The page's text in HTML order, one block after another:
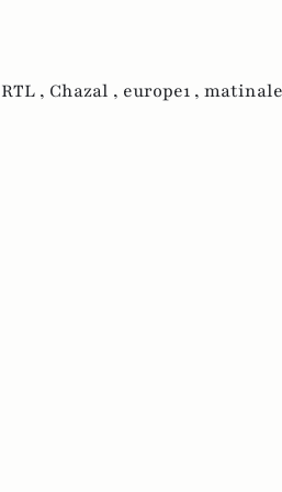
RTL , Chazal , europe1 , matinale